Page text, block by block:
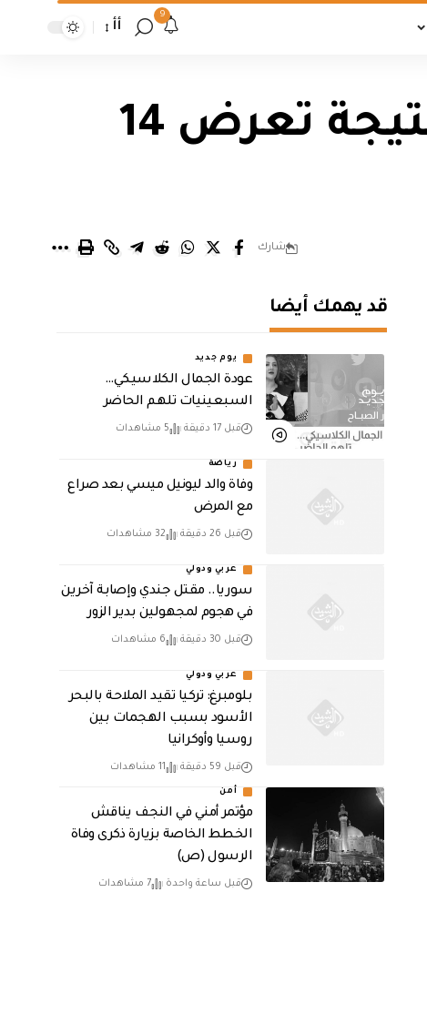
9
أأ
اطفاء تام للكهرباء في صلاح الدين نتيجة تعرض 14
شارك
قد يهمك أيضا
يوم جديد
عودة الجمال الكلاسيكي…
السبعينيات تلهم الحاضر
قبل 17 دقيقة 5 مشاهدات
رياضة
وفاة والد ليونيل ميسي بعد صراع
مع المرض
قبل 26 دقيقة 32 مشاهدات
عربي ودولي
سوريا.. مقتل جندي وإصابة آخرين
في هجوم لمجهولين بدير الزور
قبل 30 دقيقة 6 مشاهدات
عربي ودولي
بلومبرغ: تركيا تقيد الملاحة بالبحر
الأسود بسبب الهجمات بين
روسيا وأوكرانيا
قبل 59 دقيقة 11 مشاهدات
أمن
مؤتمر أمني في النجف يناقش
الخطط الخاصة بزيارة ذكرى وفاة
الرسول (ص)
قبل ساعة واحدة 7 مشاهدات